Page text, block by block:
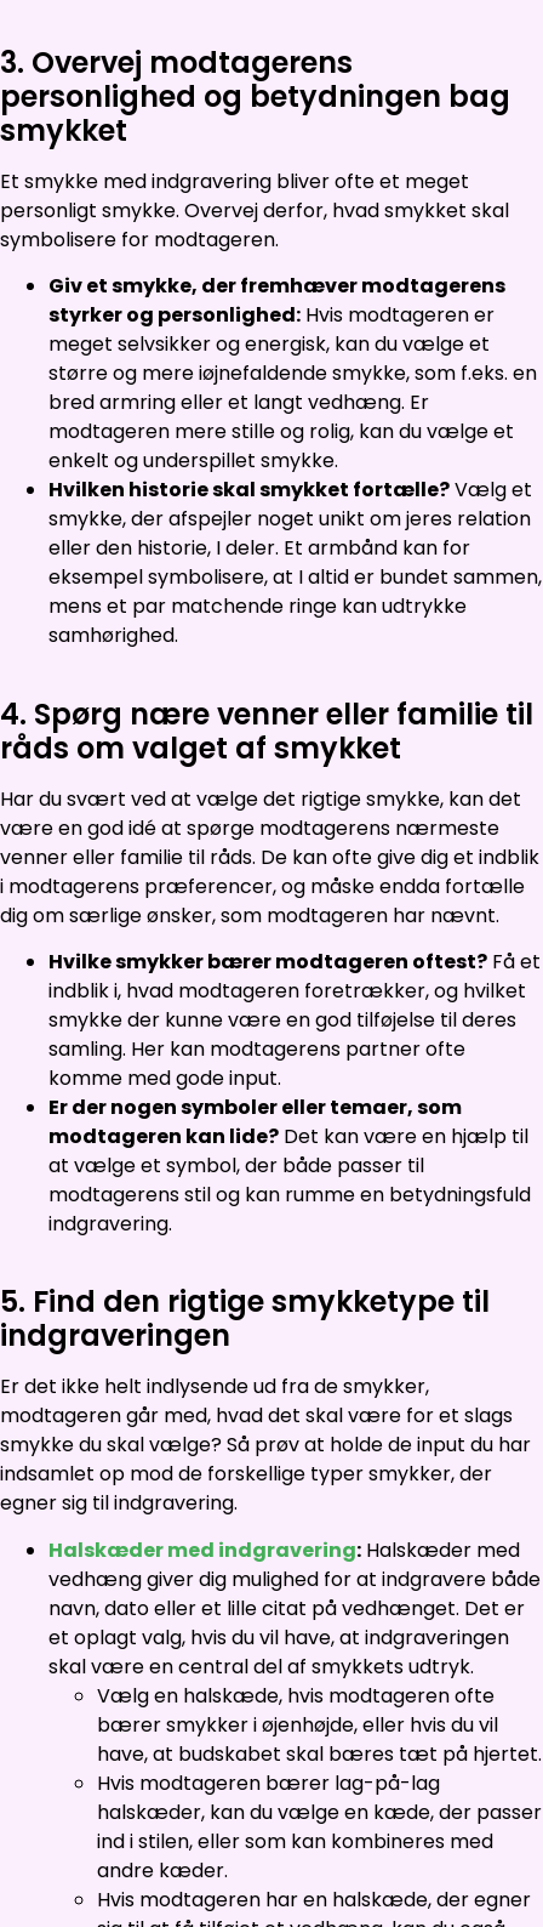
3. Overvej modtagerens
personlighed og betydningen bag
smykket
Et smykke med indgravering bliver ofte et meget
personligt smykke. Overvej derfor, hvad smykket skal
symbolisere for modtageren.
Giv et smykke, der fremhæver modtagerens
styrker og personlighed: Hvis modtageren er
meget selvsikker og energisk, kan du vælge et
større og mere iøjnefaldende smykke, som f.eks. en
bred armring eller et langt vedhæng. Er
modtageren mere stille og rolig, kan du vælge et
enkelt og underspillet smykke.
Hvilken historie skal smykket fortælle?Vælg et
smykke, der afspejler noget unikt om jeres relation
eller den historie, I deler. Et armbånd kan for
eksempel symbolisere, at I altid er bundet sammen,
mens et par matchende ringe kan udtrykke
samhørighed.
4. Spørg nære venner eller familie til
råds om valget af smykket
Har du svært ved at vælge det rigtige smykke, kan det
være en god idé at spørge modtagerens nærmeste
venner eller familie til råds. De kan ofte give dig et indblik
i modtagerens præferencer, og måske endda fortælle
dig om særlige ønsker, som modtageren har nævnt.
Hvilke smykker bærer modtageren oftest? Få et
indblik i, hvad modtageren foretrækker, og hvilket
smykke der kunne være en god tilføjelse til deres
samling. Her kan modtagerens partner ofte
komme med gode input.
Er der nogen symboler eller temaer, som
modtageren kan lide? Det kan være en hjælp til
at vælge et symbol, der både passer til
modtagerens stil og kan rumme en betydningsfuld
indgravering.
5. Find den rigtige smykketype til
indgraveringen
Er det ikke helt indlysende ud fra de smykker,
modtageren går med, hvad det skal være for et slags
smykke du skal vælge? Så prøv at holde de input du har
indsamlet op mod de forskellige typer smykker, der
egner sig til indgravering.
Halskæder med indgravering: Halskæder med
vedhæng giver dig mulighed for at indgravere både
navn, dato eller et lille citat på vedhænget. Det er
et oplagt valg, hvis du vil have, at indgraveringen
skal være en central del af smykkets udtryk.
Vælg en halskæde, hvis modtageren ofte
bærer smykker i øjenhøjde, eller hvis du vil
have, at budskabet skal bæres tæt på hjertet.
Hvis modtageren bærer lag-på-lag
halskæder, kan du vælge en kæde, der passer
ind i stilen, eller som kan kombineres med
andre kæder.
Hvis modtageren har en halskæde, der egner